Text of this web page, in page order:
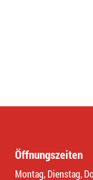
Öffnungszeiten
Montag, Dienstag,